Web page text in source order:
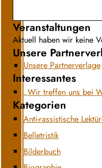
Veranstaltungen
Aktuell haben wir keine
Unsere
Unsere Partnerverlage
Interessantes
„Wir treffen uns bei
Kategorien
Anti-rassistische
Belletristik
Bilderbuch